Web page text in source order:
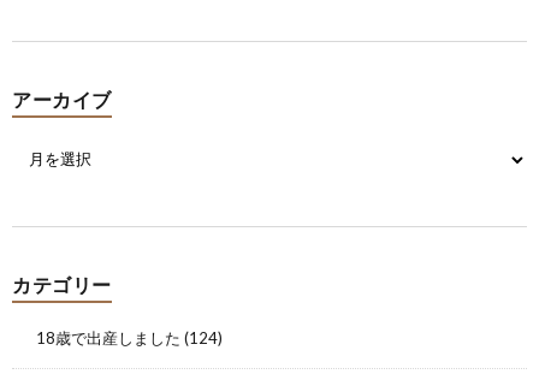
アーカイブ
カテゴリー
18歳で出産しました (124)